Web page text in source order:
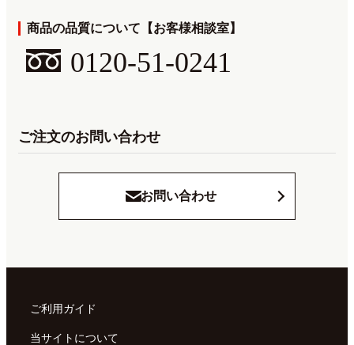
商品の品質について【お客様相談室】
0120-51-0241
ご注文のお問い合わせ
お問い合わせ
ご利用ガイド
当サイトについて